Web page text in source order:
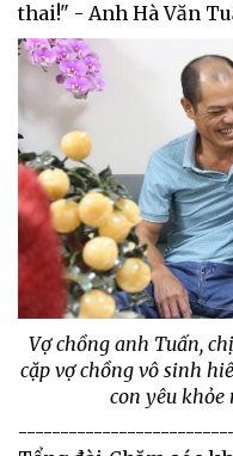
thai!" - Anh Hà Văn
Vợ chồng anh Tuấn,
cặp vợ chồng vô sinh
con yêu khỏe